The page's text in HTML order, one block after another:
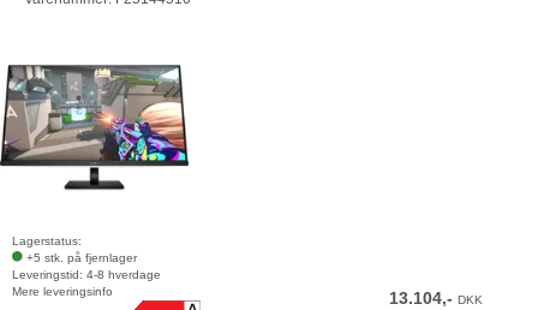
Lagerstatus:
+5 stk. på fjernlager
Leveringstid: 4-8 hverdage
Mere leveringsinfo
13.104,-DKK